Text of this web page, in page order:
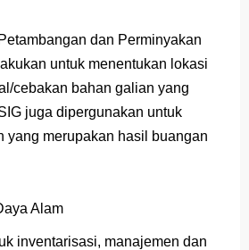
Friday, 7 August
dan Perminyakan
untuk menentukan lokasi
cebakan bahan galian yang
juga dipergunakan untuk
yang merupakan hasil buangan
Alam
inventarisasi, manajemen dan